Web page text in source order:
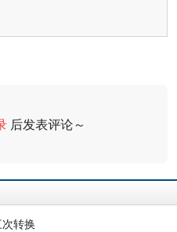
后发表评论～
转换